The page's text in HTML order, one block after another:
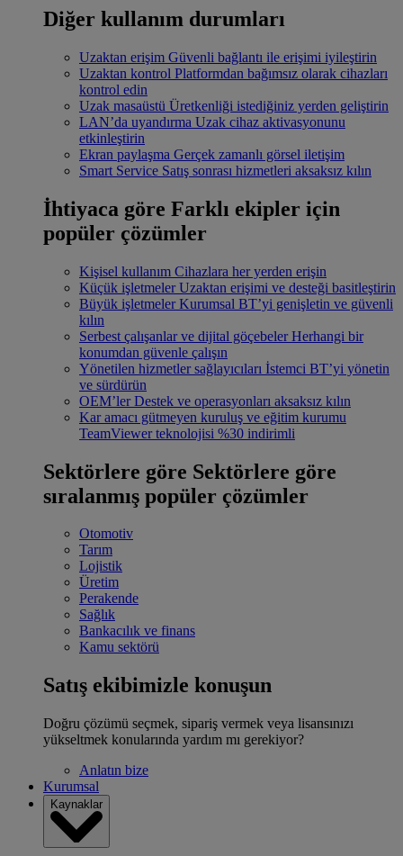
Diğer kullanım durumları
Uzaktan erişim Güvenli bağlantı ile erişimi iyileştirin
Uzaktan kontrol Platformdan bağımsız olarak cihazları
kontrol edin
Uzak masaüstü Üretkenliği istediğiniz yerden geliştirin
LAN’da uyandırma Uzak cihaz aktivasyonunu
etkinleştirin
Ekran paylaşma Gerçek zamanlı görsel iletişim
Smart Service Satış sonrası hizmetleri aksaksız kılın
İhtiyaca göre Farklı ekipler için
popüler çözümler
Kişisel kullanım Cihazlara her yerden erişin
Küçük işletmeler Uzaktan erişimi ve desteği basitleştirin
Büyük işletmeler Kurumsal BT’yi genişletin ve güvenli
kılın
Serbest çalışanlar ve dijital göçebeler Herhangi bir
konumdan güvenle çalışın
Yönetilen hizmetler sağlayıcıları İstemci BT’yi yönetin
ve sürdürün
OEM’ler Destek ve operasyonları aksaksız kılın
Kar amacı gütmeyen kuruluş ve eğitim kurumu
TeamViewer teknolojisi %30 indirimli
Sektörlere göre Sektörlere göre
sıralanmış popüler çözümler
Otomotiv
Tarım
Lojistik
Üretim
Perakende
Sağlık
Bankacılık ve finans
Kamu sektörü
Satış ekibimizle konuşun
Doğru çözümü seçmek, sipariş vermek veya lisansınızı
yükseltmek konularında yardım mı gerekiyor?
Anlatın bize
Kurumsal
Kaynaklar